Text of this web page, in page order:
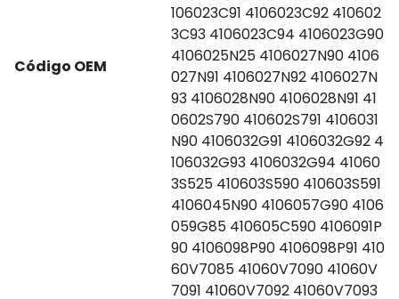
Código OEM
106023C91 4106023C92 410602
3C93 4106023C94 4106023G90
4106025N25 4106027N90 4106
027N91 4106027N92 4106027N
93 4106028N90 4106028N91 41
0602S790 410602S791 4106031
N90 4106032G91 4106032G92 4
106032G93 4106032G94 41060
3S525 410603S590 410603S591
4106045N90 4106057G90 4106
059G85 410605C590 4106091P
90 4106098P90 4106098P91 410
60V7085 41060V7090 41060V
7091 41060V7092 41060V7093